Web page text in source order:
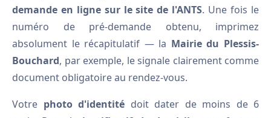
demande en ligne sur le site de l'ANTS. Une fois le
numéro de pré-demande obtenu, imprimez
absolument le récapitulatif — la Mairie du Plessis-
Bouchard, par exemple, le signale clairement comme
document obligatoire au rendez-vous.
Votre photo d'identité doit dater de moins de 6